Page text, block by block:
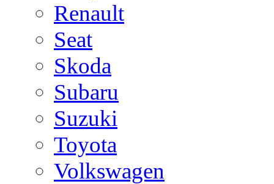
Renault
Seat
Skoda
Subaru
Suzuki
Toyota
Volkswagen